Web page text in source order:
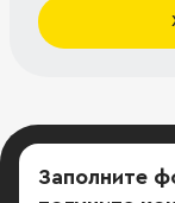
Заполните